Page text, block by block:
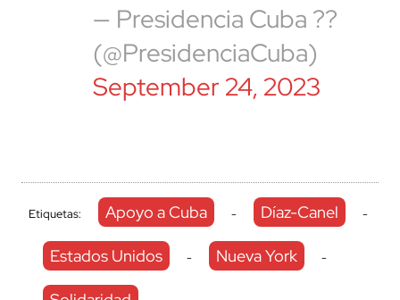
— Presidencia Cuba ??
(@PresidenciaCuba)
September 24, 2023
Etiquetas: Apoyo a Cuba - Díaz-Canel -
Estados Unidos - Nueva York -